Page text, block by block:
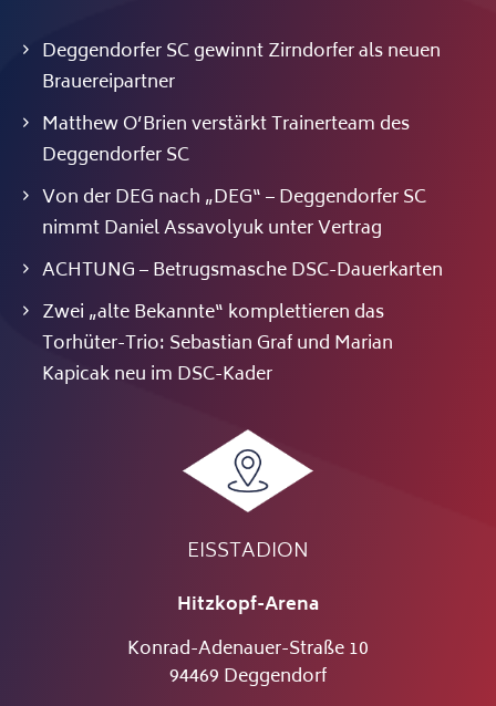
Deggendorfer SC gewinnt Zirndorfer als neuen
Brauereipartner
Matthew O’Brien verstärkt Trainerteam des
Deggendorfer SC
Von der DEG nach „DEG“ – Deggendorfer SC
nimmt Daniel Assavolyuk unter Vertrag
ACHTUNG – Betrugsmasche DSC-Dauerkarten
Zwei „alte Bekannte“ komplettieren das
Torhüter-Trio: Sebastian Graf und Marian
Kapicak neu im DSC-Kader
EISSTADION
Hitzkopf-Arena
Konrad-Adenauer-Straße 10
94469 Deggendorf